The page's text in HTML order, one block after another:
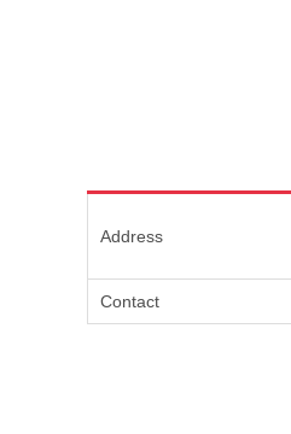
Address
Contact